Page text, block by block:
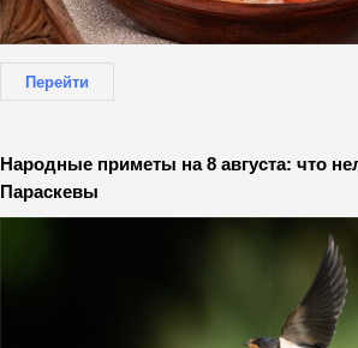
Перейти
Народные приметы на 8 августа: что
Параскевы